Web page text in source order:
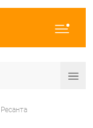
Ресанта